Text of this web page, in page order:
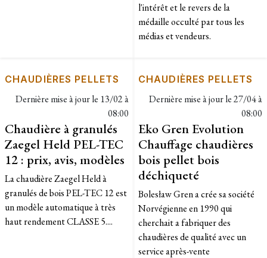
l'intérêt et le revers de la
médaille occulté par tous les
médias et vendeurs.
CHAUDIÈRES PELLETS
Dernière mise à jour le 13/02 à
08:00
Chaudière à granulés
Zaegel Held PEL-TEC
12 : prix, avis, modèles
La chaudière Zaegel Held à
granulés de bois PEL-TEC 12 est
un modèle automatique à très
haut rendement CLASSE 5....
CHAUDIÈRES PELLETS
Dernière mise à jour le27/04 à
08:00
Eko Gren Evolution
Chauffage chaudières
bois pellet bois
déchiqueté
Bolesław Gren a crée sa société
Norvégienne en 1990 qui
cherchait a fabriquer des
chaudières de qualité avec un
service après-vente